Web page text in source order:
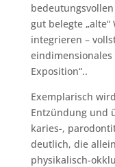
gut belegte
integrieren –
Exposition“..
Exemplarisch
Entzündung und
karies-,
deutlich, die
physikalisch-